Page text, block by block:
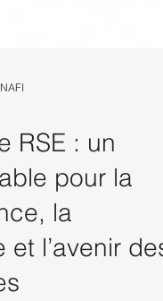
RSE : un
pour la
la
l’avenir des